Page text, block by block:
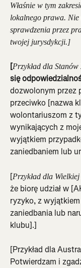
Właśnie w tym
lokalnego prawa. Nie
sprawdzenia przez
twojej jurysdykcji.]
[Przykład dla
się
dozwolonym przez
przeciwko [nazwa
wolontariuszom z
wynikających z
wyjątkiem
zaniedbaniem lub
[Przykład dla
że biorę udział w
ryzyko, z
zaniedbania lub
klubu].]
[Przykład dla
Potwierdzam i